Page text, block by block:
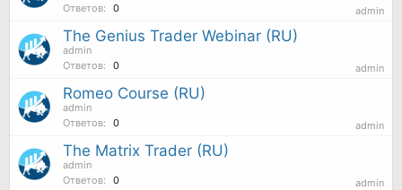
Ответов:
0 admin
The Genius Trader Webinar (RU)
admin
Ответов:
0 admin
Romeo Course (RU)
admin
Ответов:
0 admin
The Matrix Trader (RU)
admin
Ответов:
0 admin